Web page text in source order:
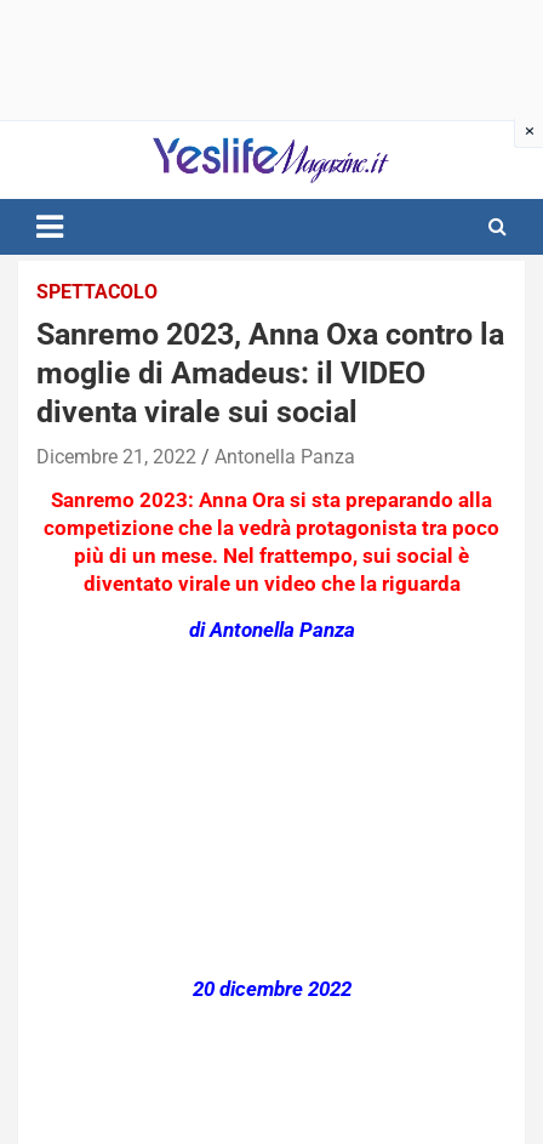
notizie di intrattenimento
SPETTACOLO
Sanremo 2023, Anna Oxa contro la
moglie di Amadeus: il VIDEO
diventa virale sui social
Dicembre 21, 2022 Antonella Panza
Sanremo 2023: Anna Ora si sta preparando alla
competizione che la vedrà protagonista tra poco
più di un mese. Nel frattempo, sui social è
diventato virale un video che la riguarda
di Antonella Panza
20 dicembre 2022